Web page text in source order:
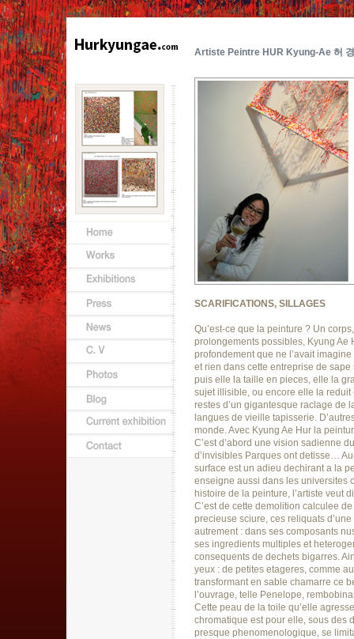
Artiste Peintre HUR Kyung-Ae 허
SCARIFICATIONS, SILLAGES
Qu’est-ce que la peinture ? Un
prolongements possibles, Kyung Ae
profondement que ne l’avait
et rien dans cette entreprise de
puis elle la taille en pieces, elle la
sujet illisible, ou encore elle la
restes d’un gigantesque raclage de
langues de vieille tapisserie.
monde. Avec Kyung Ae Hur la
C’est d’abord une vision sadienne
d’invisibles Parques ont detisse…
surface est un adieu dechirant a la
enseigne aussi dans les universites
histoire de la peinture, l’artiste veut
C’est de cette demolition calculee
precieuse sciure, ces reliquats
autrement : dans ses composants
ses ingredients multiples et
consequents de dechets bigarres.
yeux : de petites etageres, comme
transformant en sable chamarre ce
l’ouvrage, telle Penelope,
Cette peau de la toile qu’elle
chromatique est pour elle, sous des
presque phenomenologique, se